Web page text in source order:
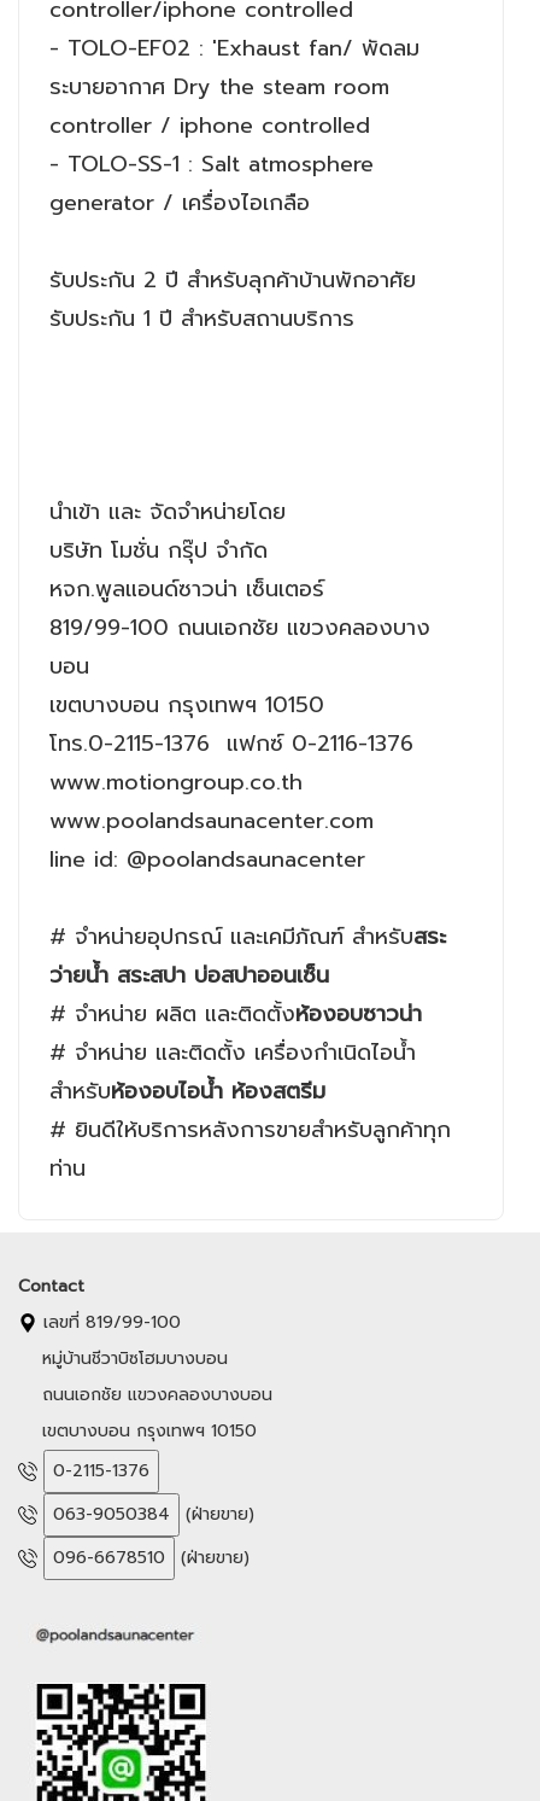
controller/iphone controlled
- TOLO-EF02 : 'Exhaust fan/ พัดลม
ระบายอากาศ Dry the steam room
controller / iphone controlled
- TOLO-SS-1 : Salt atmosphere
generator / เครื่องไอเกลือ
รับประกัน 2 ปี สำหรับลุกค้าบ้านพักอาศัย
รับประกัน 1 ปี สำหรับสถานบริการ
นำเข้า และ จัดจำหน่ายโดย
บริษัท โมชั่น กรุ๊ป จำกัด
หจก.พูลแอนด์ซาวน่า เซ็นเตอร์
819/99-100 ถนนเอกชัย แขวงคลองบาง
บอน
เขตบางบอน กรุงเทพฯ 10150
โทร.0-2115-1376 แฟกซ์ 0-2116-1376
www.motiongroup.co.th
www.poolandsaunacenter.com
line id: @poolandsaunacenter
# จำหน่ายอุปกรณ์ และเคมีภัณฑ์ สำหรับสระ
ว่ายน้ำ สระสปา บ่อสปาออนเซ็น
# จำหน่าย ผลิต และติดตั้งห้องอบซาวน่า
# จำหน่าย และติดตั้ง เครื่องกำเนิดไอน้ำ
สำหรับห้องอบไอน้ำ ห้องสตรีม
# ยินดีให้บริการหลังการขายสำหรับลูกค้าทุก
ท่าน
Contact
เลขที่ 819/99-100
หมู่บ้านชีวาบิซโฮมบางบอน
ถนนเอกชัย แขวงคลองบางบอน
เขตบางบอน กรุงเทพฯ 10150
0-2115-1376
063-9050384
(ฝ่ายขาย)
096-6678510
(ฝ่ายขาย)